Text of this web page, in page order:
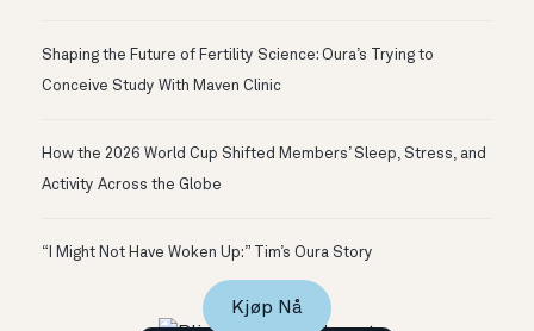
Shaping the Future of Fertility Science: Oura’s Trying to
Conceive Study With Maven Clinic
How the 2026 World Cup Shifted Members’ Sleep, Stress, and
Activity Across the Globe
“I Might Not Have Woken Up:” Tim’s Oura Story
Kjøp Nå